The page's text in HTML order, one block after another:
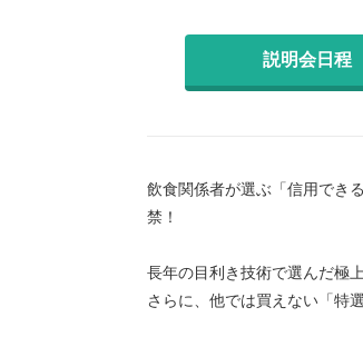
説明会日程
飲食関係者が選ぶ「信用でき
禁！
長年の目利き技術で選んだ極
さらに、他では買えない「特